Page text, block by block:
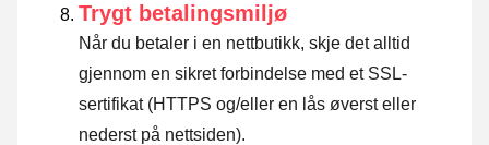
Trygt betalingsmiljø
Når du betaler i en nettbutikk, skje det alltid
gjennom en sikret forbindelse med et SSL-
sertifikat (HTTPS og/eller en lås øverst eller
nederst på nettsiden).